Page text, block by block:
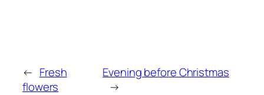
← Fresh
flowers
Evening before Christmas
→